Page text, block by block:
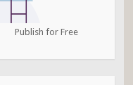
Publish for Free